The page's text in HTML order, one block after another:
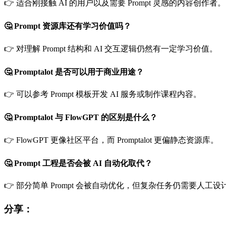
👉 适合刚接触 AI 的用户以及需要 Prompt 灵感的内容创作者。
🤔 Prompt 资源库还有学习价值吗？
👉 对理解 Prompt 结构和 AI 交互逻辑仍然有一定学习价值。
🤔 Promptalot 是否可以用于商业用途？
👉 可以参考 Prompt 模板开发 AI 服务或制作课程内容。
🤔 Promptalot 与 FlowGPT 的区别是什么？
👉 FlowGPT 更像社区平台，而 Promptalot 更偏静态资源库。
🤔 Prompt 工程是否会被 AI 自动化取代？
👉 部分简单 Prompt 会被自动优化，但复杂任务仍需要人工设
分享：